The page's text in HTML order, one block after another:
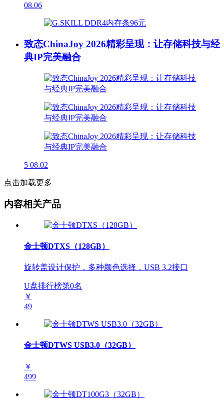
08.06
致态ChinaJoy 2026精彩呈现：让存储科技与经
典IP完美融合
5 08.02
点击加载更多
内容相关产品
金士顿DTXS（128GB）
旋转盖设计保护，多种颜色选择，USB 3.2接口
U盘排行榜第0名
￥
49
金士顿DTWS USB3.0（32GB）
￥
499